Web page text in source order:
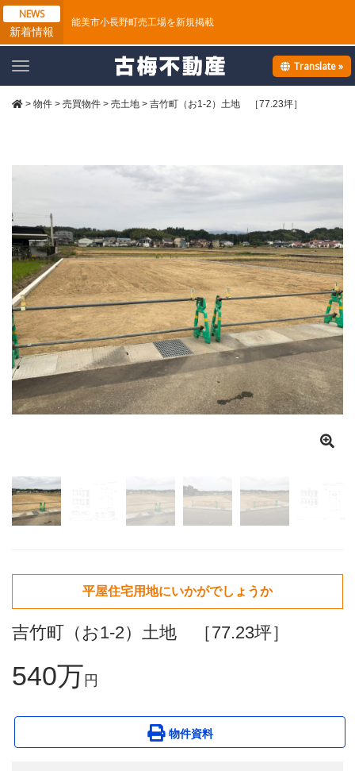
NEWS
新着情報
能美市小長野町売工場を新規掲載
T
g
a
a
t
i
o
n
> 物件 > 売買物件 > 売土地 > 吉竹町（お1-2）土地 ［77.23坪］
平屋住宅用地にいかがでしょうか
吉竹町（お1-2）土地 ［77.23坪］
540万 円
物件資料
Translate »